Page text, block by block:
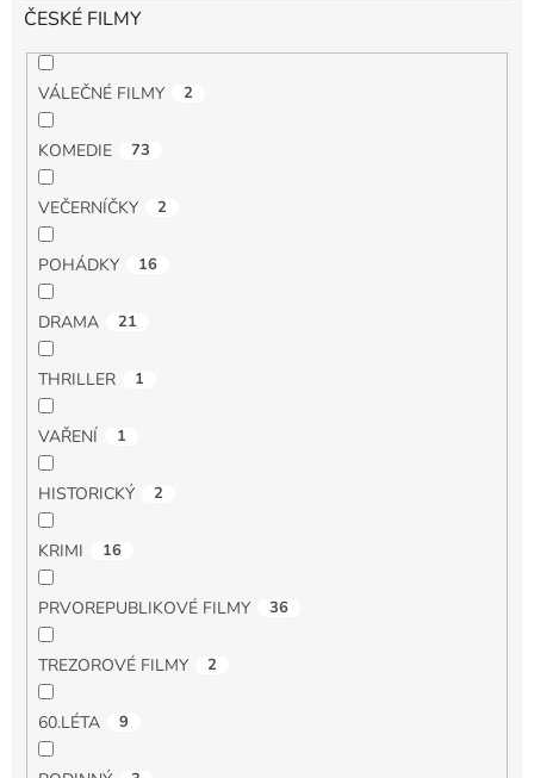
ČESKÉ FILMY
VÁLEČNÉ FILMY 2
KOMEDIE 73
VEČERNÍČKY 2
POHÁDKY 16
DRAMA 21
THRILLER 1
VAŘENÍ 1
HISTORICKÝ 2
KRIMI 16
PRVOREPUBLIKOVÉ FILMY 36
TREZOROVÉ FILMY 2
60.LÉTA 9